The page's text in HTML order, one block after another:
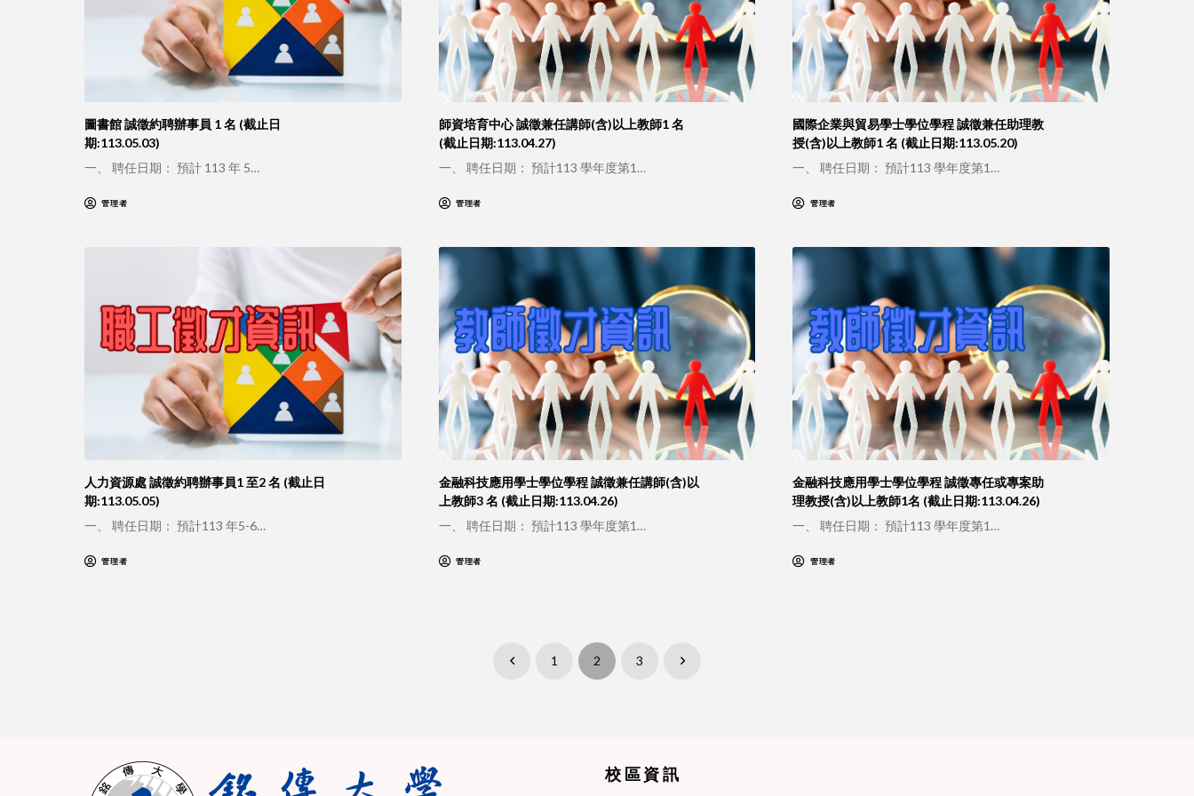
圖書館 誠徵約聘辦事員 1 名 (截止日
期:113.05.03)
一、 聘任日期： 預計 113 年 5…
管理者
師資培育中心 誠徵兼任講師(含)以上教師1 名
(截止日期:113.04.27)
一、 聘任日期： 預計113 學年度第1…
管理者
國際企業與貿易學士學位學程 誠徵兼任助理教
授(含)以上教師1 名 (截止日期:113.05.20)
一、 聘任日期： 預計113 學年度第1…
管理者
人力資源處 誠徵約聘辦事員1 至2 名 (截止日
期:113.05.05)
一、 聘任日期： 預計113 年5-6…
管理者
金融科技應用學士學位學程 誠徵兼任講師(含)以
上教師3 名 (截止日期:113.04.26)
一、 聘任日期： 預計113 學年度第1…
管理者
金融科技應用學士學位學程 誠徵專任或專案助
理教授(含)以上教師1名 (截止日期:113.04.26)
一、 聘任日期： 預計113 學年度第1…
管理者
Prev 1 2 3 Next
校區資訊